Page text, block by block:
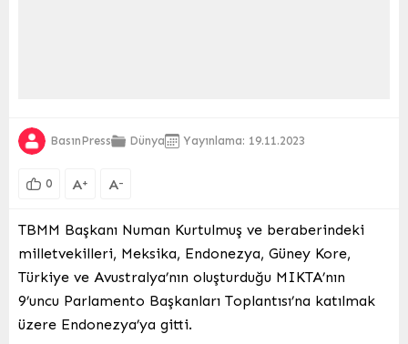
BasınPress Dünya Yayınlama: 19.11.2023
0 A+ A-
TBMM Başkanı Numan Kurtulmuş ve beraberindeki
milletvekilleri, Meksika, Endonezya, Güney Kore,
Türkiye ve Avustralya’nın oluşturduğu MIKTA’nın
9’uncu Parlamento Başkanları Toplantısı’na katılmak
üzere Endonezya’ya gitti.